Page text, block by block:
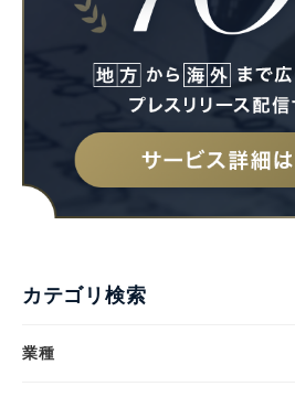
カテゴリ検索
業種